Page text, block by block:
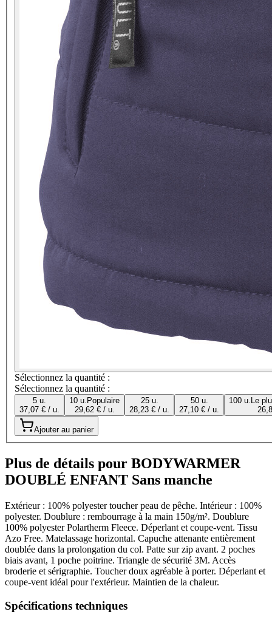
Sélectionnez la quantité :
Sélectionnez la quantité :
5 u.
37,07 € / u.
10 u. Populaire
29,62 € / u.
25 u.
28,23 € / u.
50 u.
27,10 € / u.
100 u. Le
Ajouter au panier
Plus de détails pour BODYWARMER
DOUBLÉ ENFANT Sans manche
Extérieur : 100% polyester toucher peau de pêche. Intérieur : 100%
polyester. Doublure : rembourrage à la main 150g/m². Doublure
100% polyester Polartherm Fleece. Déperlant et coupe-vent. Tissu
Azo Free. Matelassage horizontal. Capuche attenante entièrement
doublée dans la prolongation du col. Patte sur zip avant. 2 poches
biais avant, 1 poche poitrine. Triangle de sécurité 3M. Accès
broderie et sérigraphie. Toucher doux agréable à porter. Déperlant et
coupe-vent idéal pour l'extérieur. Maintien de la chaleur.
Spécifications techniques